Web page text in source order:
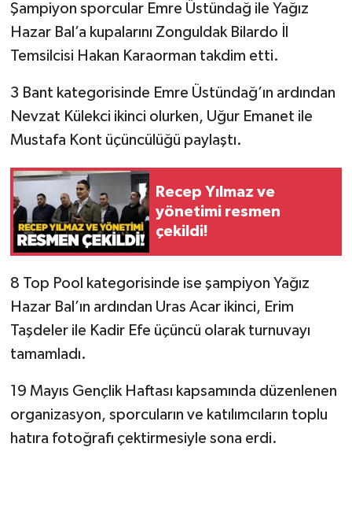
Şampiyon sporcular Emre Üstündağ ile Yağız
Hazar Bal’a kupalarını Zonguldak Bilardo İl
Temsilcisi Hakan Karaorman takdim etti.
3 Bant kategorisinde Emre Üstündağ’ın ardından
Nevzat Külekci ikinci olurken, Uğur Emanet ile
Mustafa Kont üçüncülüğü paylaştı.
Recep Yılmaz ve
yönetimi resmen
çekildi!
8 Top Pool kategorisinde ise şampiyon Yağız
Hazar Bal’ın ardından Uras Acar ikinci, Erim
Taşdeler ile Kadir Efe üçüncü olarak turnuvayı
tamamladı.
19 Mayıs Gençlik Haftası kapsamında düzenlenen
organizasyon, sporcuların ve katılımcıların toplu
hatıra fotoğrafı çektirmesiyle sona erdi.
Yaşam